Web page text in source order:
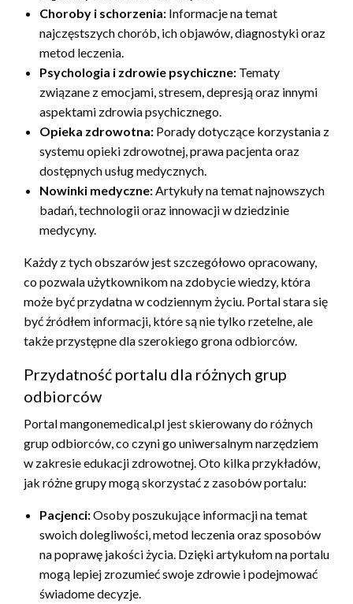
Choroby i schorzenia: Informacje na temat
najczęstszych chorób, ich objawów, diagnostyki oraz
metod leczenia.
Psychologia i zdrowie psychiczne: Tematy
związane z emocjami, stresem, depresją oraz innymi
aspektami zdrowia psychicznego.
Opieka zdrowotna: Porady dotyczące korzystania z
systemu opieki zdrowotnej, prawa pacjenta oraz
dostępnych usług medycznych.
Nowinki medyczne:Artykuły na temat najnowszych
badań, technologii oraz innowacji w dziedzinie
medycyny.
Każdy z tych obszarów jest szczegółowo opracowany,
co pozwala użytkownikom na zdobycie wiedzy, która
może być przydatna w codziennym życiu. Portal stara się
być źródłem informacji, które są nie tylko rzetelne, ale
także przystępne dla szerokiego grona odbiorców.
Przydatność portalu dla różnych grup
odbiorców
Portal mangonemedical.pl jest skierowany do różnych
grup odbiorców, co czyni go uniwersalnym narzędziem
w zakresie edukacji zdrowotnej. Oto kilka przykładów,
jak różne grupy mogą skorzystać z zasobów portalu:
Pacjenci:Osoby poszukujące informacji na temat
swoich dolegliwości, metod leczenia oraz sposobów
na poprawę jakości życia. Dzięki artykułom na portalu
mogą lepiej zrozumieć swoje zdrowie i podejmować
świadome decyzje.